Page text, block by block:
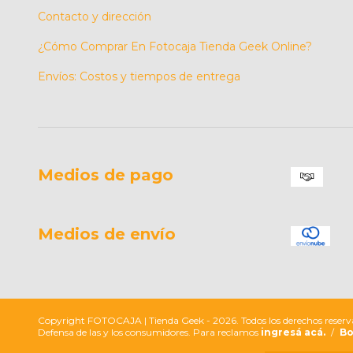
Contacto y dirección
¿Cómo Comprar En Fotocaja Tienda Geek Online?
Envíos: Costos y tiempos de entrega
Medios de pago
Medios de envío
Copyright FOTOCAJA | Tienda Geek - 2026. Todos los derechos
Defensa de las y los consumidores. Para reclamos ingresá acá. /